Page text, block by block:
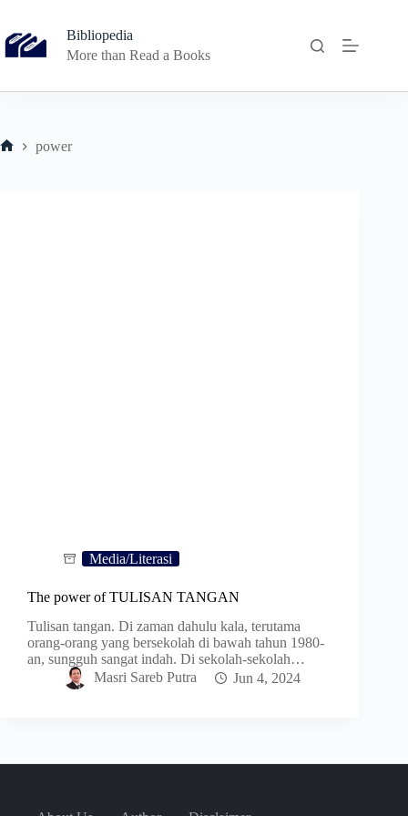
content
Bibliopedia
More than Read a Books
power
Media/Literasi
The power of TULISAN TANGAN
Tulisan tangan. Di zaman dahulu kala, terutama
orang-orang yang bersekolah di bawah tahun 1980-
an, sungguh sangat indah. Di sekolah-sekolah…
Masri Sareb Putra
Jun 4, 2024